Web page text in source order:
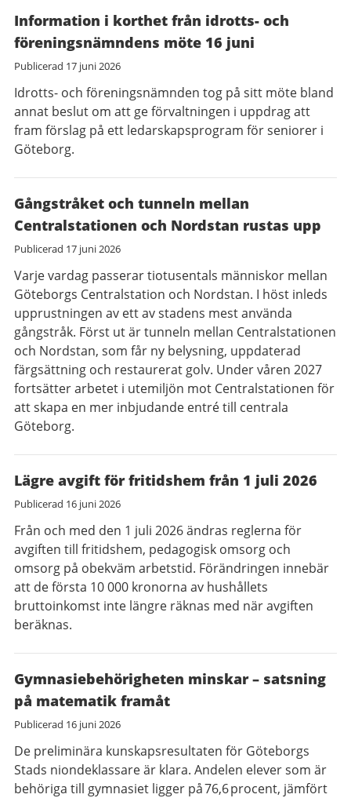
Information i korthet från idrotts- och
föreningsnämndens möte 16 juni
Publicerad 17 juni 2026
Idrotts- och föreningsnämnden tog på sitt möte bland
annat beslut om att ge förvaltningen i uppdrag att
fram förslag på ett ledarskapsprogram för seniorer i
Göteborg.
Gångstråket och tunneln mellan
Centralstationen och Nordstan rustas upp
Publicerad 17 juni 2026
Varje vardag passerar tiotusentals människor mellan
Göteborgs Centralstation och Nordstan. I höst inleds
upprustningen av ett av stadens mest använda
gångstråk. Först ut är tunneln mellan Centralstationen
och Nordstan, som får ny belysning, uppdaterad
färgsättning och restaurerat golv. Under våren 2027
fortsätter arbetet i utemiljön mot Centralstationen för
att skapa en mer inbjudande entré till centrala
Göteborg.
Lägre avgift för fritidshem från 1 juli 2026
Publicerad 16 juni 2026
Från och med den 1 juli 2026 ändras reglerna för
avgiften till fritidshem, pedagogisk omsorg och
omsorg på obekväm arbetstid. Förändringen innebär
att de första 10 000 kronorna av hushållets
bruttoinkomst inte längre räknas med när avgiften
beräknas.
Gymnasiebehörigheten minskar – satsning
på matematik framåt
Publicerad 16 juni 2026
De preliminära kunskapsresultaten för Göteborgs
Stads niondeklassare är klara. Andelen elever som är
behöriga till gymnasiet ligger på 76,6 procent, jämfört